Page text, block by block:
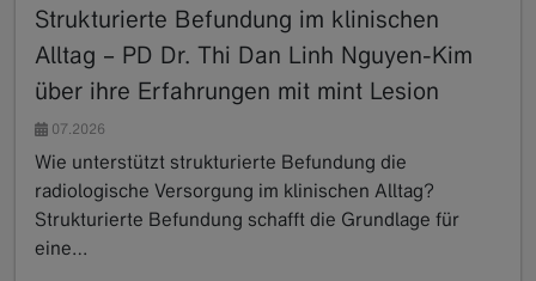
Strukturierte Befundung im klinischen
Alltag – PD Dr. Thi Dan Linh Nguyen-Kim
über ihre Erfahrungen mit mint Lesion
07.2026
Wie unterstützt strukturierte Befundung die
radiologische Versorgung im klinischen Alltag?
Strukturierte Befundung schafft die Grundlage für
eine…